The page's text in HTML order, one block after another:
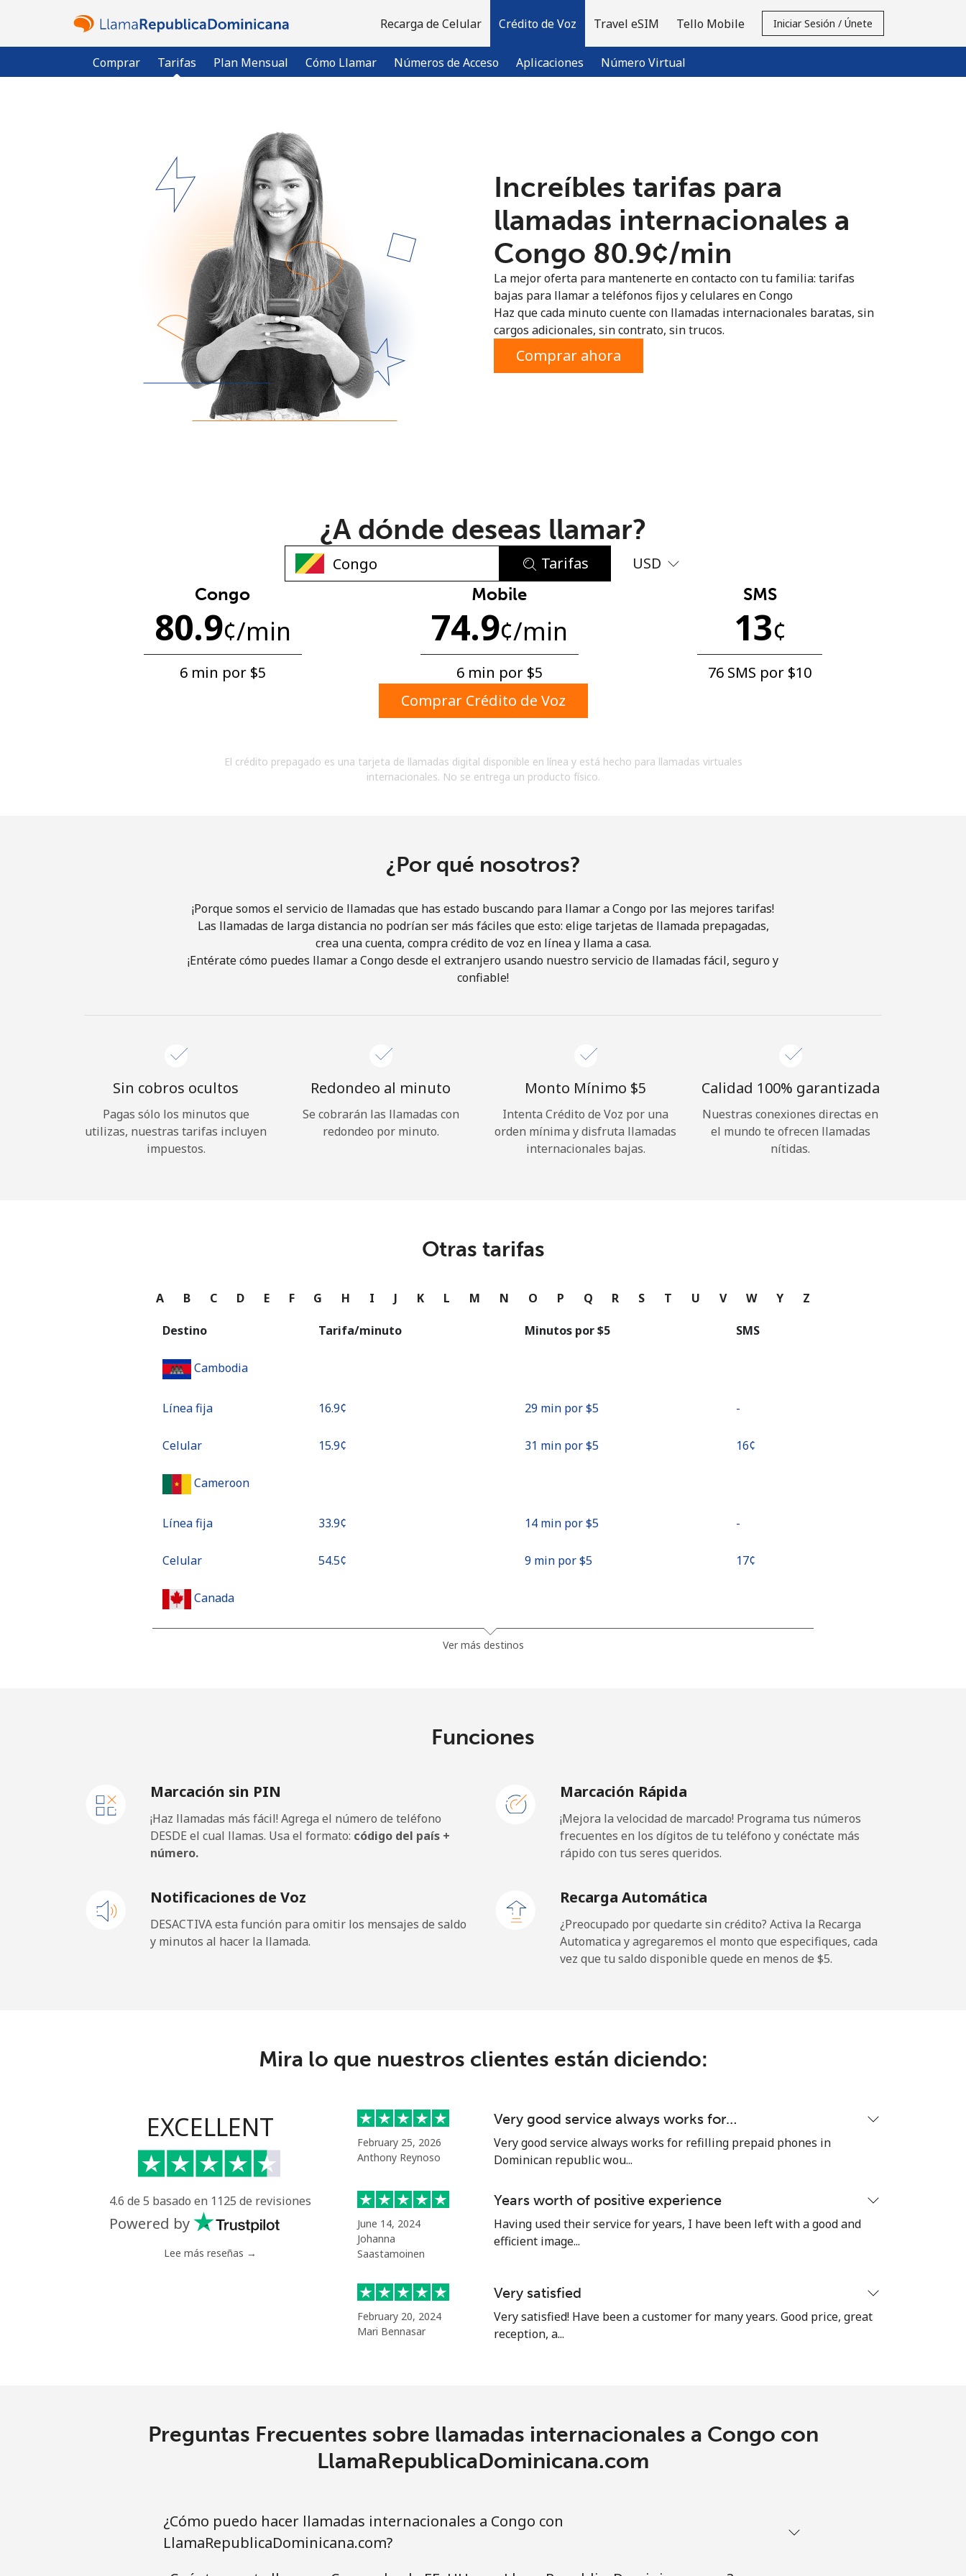
Recarga de Celular Crédito de Voz
Comprar Tarifas Plan Mensual Cómo Llamar Números de Acceso Aplicaciones Número Virtual
Travel eSIM Tello Mobile Iniciar Sesión / Únete
¿Ya tienes una cuenta? Inicia sesión →
Regístrate con
No se ha creado una contraseña
Mínimo 8 caracteres
Una letra mayúscula y una minúscula
Un caracter especial
acuerdo con estos
Términos y condiciones.
Únete
¡Hola!
Iniciar Sesión
Increíbles tarifas para
llamadas internacionales a
Congo ⁦80.9¢⁩/min
La mejor oferta para mantenerte en contacto con tu familia: tarifas
bajas para llamar a teléfonos fijos y celulares en Congo
Haz que cada minuto cuente con llamadas internacionales baratas, sin
cargos adicionales, sin contrato, sin trucos.
Comprar ahora
¿A dónde deseas llamar?
Tarifas USD
Congo
80.9¢/min
6 min por ⁦$5⁩
Mobile
74.9¢/min
6 min por ⁦$5⁩
SMS
13¢
76 SMS por ⁦$10⁩
Comprar Crédito de Voz
El crédito prepagado es una tarjeta de llamadas digital disponible en línea y está hecho para llamadas virtuales
internacionales. No se entrega un producto físico.
¿Por qué nosotros?
¡Porque somos el servicio de llamadas que has estado buscando para llamar a Congo por las mejores tarifas!
Las llamadas de larga distancia no podrían ser más fáciles que esto: elige tarjetas de llamada prepagadas,
crea una cuenta, compra crédito de voz en línea y llama a casa.
¡Entérate cómo puedes llamar a Congo desde el extranjero usando nuestro servicio de llamadas fácil, seguro y
confiable!
Sin cobros ocultos
Pagas sólo los minutos que
utilizas, nuestras tarifas incluyen
impuestos.
Redondeo al minuto
Se cobrarán las llamadas con
redondeo por minuto.
Monto Mínimo ⁦$5⁩
Intenta Crédito de Voz por una
orden mínima y disfruta llamadas
internacionales bajas.
Calidad 100% garantizada
Nuestras conexiones directas en
el mundo te ofrecen llamadas
nítidas.
Otras tarifas
A B C D E F G H I J K L M N O P Q R S T U V W Y Z
Destino Tarifa/minuto Minutos por ⁦$5⁩ SMS
Cambodia
Línea fija ⁦16.9¢⁩ 29 min por ⁦$5⁩ -
Celular ⁦15.9¢⁩ 31 min por ⁦$5⁩ ⁦16¢⁩
Cameroon
Línea fija ⁦33.9¢⁩ 14 min por ⁦$5⁩ -
Celular ⁦54.5¢⁩ 9 min por ⁦$5⁩ ⁦17¢⁩
Canada
Caribbean Netherlands
Línea fija ⁦23.5¢⁩ 21 min por ⁦$5⁩ -
Cayman Islands
Línea fija 25 min por ⁦$5⁩ -
⁦88.5¢⁩ 5 min por ⁦$5⁩
Chad
Línea fija
Chile
111 min por ⁦$5⁩
312 min por ⁦$5⁩ ⁦8¢⁩
Línea fija ⁦4.9¢⁩ 102 min por ⁦$5⁩ -
Christmas Island
Ver más destinos
Funciones
Marcación sin PIN
¡Haz llamadas más fácil! Agrega el número de teléfono
DESDE el cual llamas. Usa el formato: código del país +
número.
Marcación Rápida
¡Mejora la velocidad de marcado! Programa tus números
frecuentes en los dígitos de tu teléfono y conéctate más
rápido con tus seres queridos.
Notificaciones de Voz
DESACTIVA esta función para omitir los mensajes de saldo
y minutos al hacer la llamada.
Recarga Automática
¿Preocupado por quedarte sin crédito? Activa la Recarga
Automatica y agregaremos el monto que especifiques, cada
vez que tu saldo disponible quede en menos de ⁦$5⁩.
Mira lo que nuestros clientes están diciendo:
EXCELLENT
4.6 de 5 basado en 1125 de revisiones
Powered by
Lee más reseñas →
February 25, 2026
Anthony Reynoso
Very good service always works for…
Very good service always works for refilling prepaid phones in
Dominican republic wou...
June 14, 2024
Johanna
Saastamoinen
Years worth of positive experience
Having used their service for years, I have been left with a good and
efficient image...
February 20, 2024
Mari Bennasar
Very satisfied
Very satisfied! Have been a customer for many years. Good price, great
reception, a...
Preguntas Frecuentes sobre llamadas internacionales a Congo con
LlamaRepublicaDominicana.com
¿Cómo puedo hacer llamadas internacionales a Congo con
LlamaRepublicaDominicana.com?